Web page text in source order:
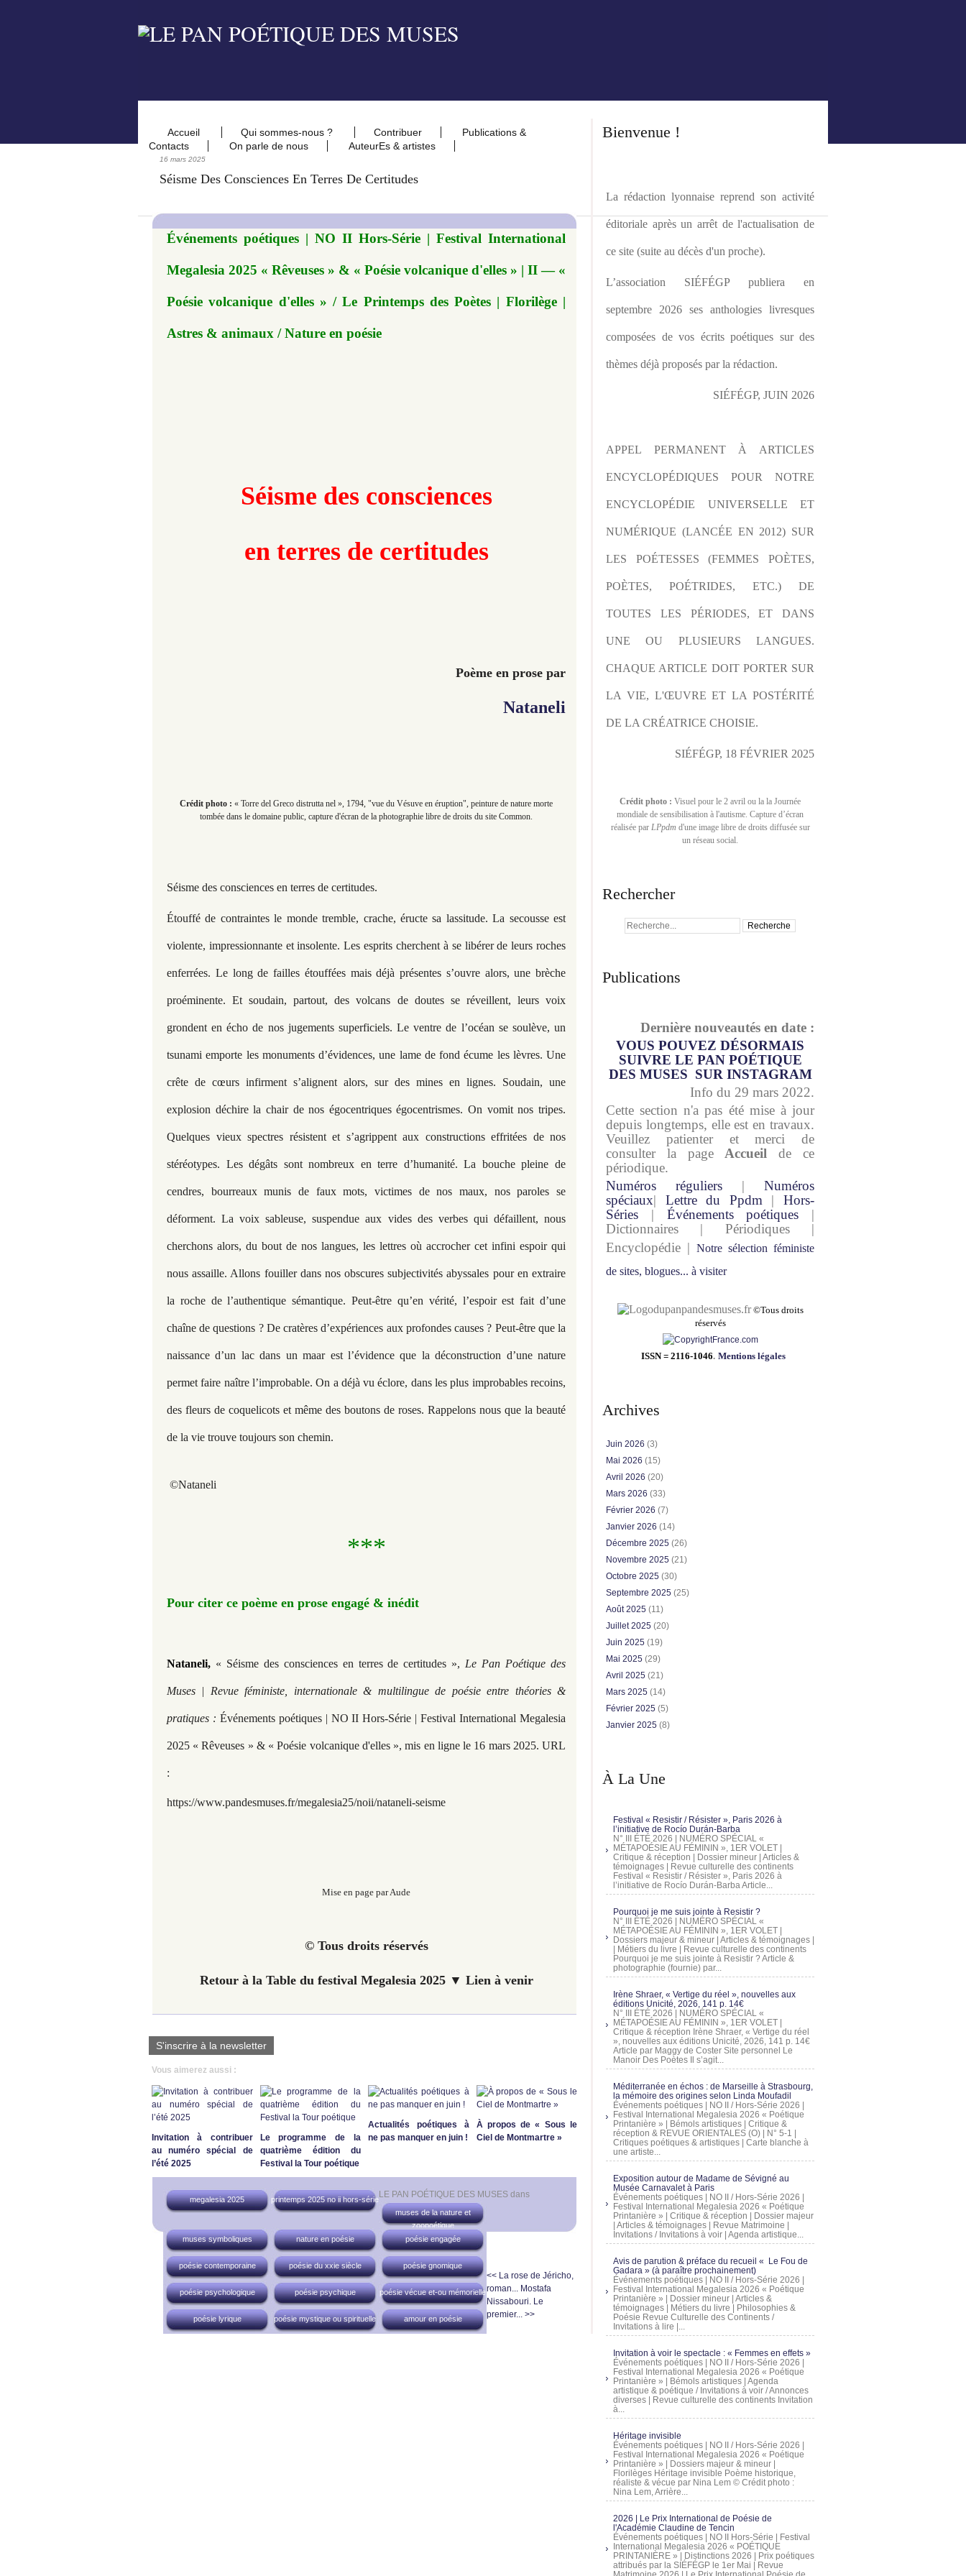
Accueil Qui sommes-nous ? Contribuer
Publications &
Contacts
On parle de nous AuteurEs & artistes
16 mars 2025
Séisme Des Consciences En Terres De Certitudes
Événements poétiques | NO II Hors-Série | Festival International
Megalesia 2025 « Rêveuses » & « Poésie volcanique d'elles » | II — «
Poésie volcanique d'elles » / Le Printemps des Poètes | Florilège |
Astres & animaux / Nature en poésie
Séisme des consciences
en terres de certitudes
Poème en prose par
Nataneli
Crédit photo : « Torre del Greco distrutta nel », 1794, "vue du Vésuve en éruption", peinture de nature morte
tombée dans le domaine public, capture d'écran de la photographie libre de droits du site Common.
Séisme des consciences en terres de certitudes.
Étouffé de contraintes le monde tremble, crache, éructe sa lassitude. La secousse est
violente, impressionnante et insolente. Les esprits cherchent à se libérer de leurs roches
enferrées. Le long de failles étouffées mais déjà présentes s’ouvre alors, une brèche
proéminente. Et soudain, partout, des volcans de doutes se réveillent, leurs voix
grondent en écho de nos jugements superficiels. Le ventre de l’océan se soulève, un
tsunami emporte les monuments d’évidences, une lame de fond écume les lèvres. Une
crête de cœurs infirment s’alignent alors, sur des mines en lignes. Soudain, une
explosion déchire la chair de nos égocentriques égocentrismes. On vomit nos tripes.
Quelques vieux spectres résistent et s’agrippent aux constructions effritées de nos
stéréotypes. Les dégâts sont nombreux en terre d’humanité. La bouche pleine de
cendres, bourreaux munis de faux mots, victimes de nos maux, nos paroles se
déforment. La voix sableuse, suspendue aux vides des verbes qui défaillent, nous
cherchons alors, du bout de nos langues, les lettres où accrocher cet infini espoir qui
nous assaille. Allons fouiller dans nos obscures subjectivités abyssales pour en extraire
la roche de l’authentique sémantique. Peut-être qu’en vérité, l’espoir est fait d’une
chaîne de questions ? De cratères d’expériences aux profondes causes ? Peut-être que la
naissance d’un lac dans un maar est l’évidence que la déconstruction d’une nature
permet faire naître l’improbable. On a déjà vu éclore, dans les plus improbables recoins,
des fleurs de coquelicots et même des boutons de roses. Rappelons nous que la beauté
de la vie trouve toujours son chemin.
©Nataneli
***
Pour citer ce poème en prose engagé & inédit
Nataneli, « Séisme des consciences en terres de certitudes », Le Pan Poétique des
Muses | Revue féministe, internationale & multilingue de poésie entre théories &
pratiques : Événements poétiques | NO II Hors-Série | Festival International Megalesia
2025 « Rêveuses » & « Poésie volcanique d'elles », mis en ligne le 16 mars 2025. URL
:
https://www.pandesmuses.fr/megalesia25/noii/nataneli-seisme
Mise en page par Aude
© Tous droits réservés
Retour à la Table du festival Megalesia 2025 ▼ Lien à venir
S'inscrire à la newsletter
Vous aimerez aussi :
Invitation à contribuer
au numéro spécial de
l’été 2025
Le programme de la
quatrième édition du
Festival la Tour poétique
Actualités poétiques à
ne pas manquer en juin !
À propos de « Sous le
Ciel de Montmartre »
LE PAN POÉTIQUE DES MUSES dans
megalesia 2025
printemps 2025 no ii hors-série
muses de la nature et
zoopoétique
muses symboliques
nature en poésie poésie engagée
poésie contemporaine poésie du xxie siècle poésie gnomique
poésie psychologique poésie psychique poésie vécue et-ou mémorielle
poésie lyrique poésie mystique ou spirituelle amour en poésie
<< La rose de Jéricho,
roman... Mostafa
Nissabouri. Le
premier... >>
Bienvenue !
La rédaction lyonnaise reprend son activité
éditoriale après un arrêt de l'actualisation de
ce site (suite au décès d'un proche).
L’association SIÉFÉGP publiera en
septembre 2026 ses anthologies livresques
composées de vos écrits poétiques sur des
thèmes déjà proposés par la rédaction.
SIÉFÉGP, JUIN 2026
APPEL PERMANENT À ARTICLES
ENCYCLOPÉDIQUES POUR NOTRE
ENCYCLOPÉDIE UNIVERSELLE ET
NUMÉRIQUE (LANCÉE EN 2012) SUR
LES POÉTESSES (FEMMES POÈTES,
POÈTES, POÉTRIDES, ETC.) DE
TOUTES LES PÉRIODES, ET DANS
UNE OU PLUSIEURS LANGUES.
CHAQUE ARTICLE DOIT PORTER SUR
LA VIE, L'ŒUVRE ET LA POSTÉRITÉ
DE LA CRÉATRICE CHOISIE.
SIÉFÉGP, 18 FÉVRIER 2025
Crédit photo : Visuel pour le 2 avril ou la la Journée
mondiale de sensibilisation à l'autisme. Capture d’écran
réalisée par LPpdm d'une image libre de droits diffusée sur
un réseau social.
Rechercher
Publications
Dernière nouveautés en date :
VOUS POUVEZ DÉSORMAIS
SUIVRE LE PAN POÉTIQUE
DES MUSES SUR INSTAGRAM
Info du 29 mars 2022.
Cette section n'a pas été mise à jour
depuis longtemps, elle est en travaux.
Veuillez patienter et merci de
consulter la page Accueil de ce
périodique.
Numéros réguliers | Numéros
spéciaux| Lettre du Ppdm |Hors-
Séries | Événements poétiques |
Dictionnaires | Périodiques |
Encyclopédie | Notre sélection féministe
de sites, blogues... à visiter
pandesmuses.fr ©Tous droits
réservés
ISSN = 2116-1046. Mentions légales
Archives
Juin 2026 (3)
Mai 2026 (15)
Avril 2026 (20)
Mars 2026 (33)
Février 2026 (7)
Janvier 2026 (14)
Décembre 2025 (26)
Novembre 2025 (21)
Octobre 2025 (30)
Septembre 2025 (25)
Août 2025 (11)
Juillet 2025 (20)
Juin 2025 (19)
Mai 2025 (29)
Avril 2025 (21)
Mars 2025 (14)
Février 2025 (5)
Janvier 2025 (8)
À La Une
Festival « Resistir / Résister », Paris 2026 à
l’initiative de Rocío Durán-Barba
N° III ÉTÉ 2026 | NUMÉRO SPÉCIAL «
MÉTAPOÉSIE AU FÉMININ », 1ER VOLET |
Critique & réception | Dossier mineur | Articles &
témoignages | Revue culturelle des continents
Festival « Resistir / Résister », Paris 2026 à
l’initiative de Rocío Durán-Barba Article...
Pourquoi je me suis jointe à Resistir ?
N° III ÉTÉ 2026 | NUMÉRO SPÉCIAL «
MÉTAPOÉSIE AU FÉMININ », 1ER VOLET |
Dossiers majeur & mineur | Articles & témoignages |
| Métiers du livre | Revue culturelle des continents
Pourquoi je me suis jointe à Resistir ? Article &
photographie (fournie) par...
Irène Shraer, « Vertige du réel », nouvelles aux
éditions Unicité, 2026, 141 p. 14€
N° III ÉTÉ 2026 | NUMÉRO SPÉCIAL «
MÉTAPOÉSIE AU FÉMININ », 1ER VOLET |
Critique & réception Irène Shraer, « Vertige du réel
», nouvelles aux éditions Unicité, 2026, 141 p. 14€
Article par Maggy de Coster Site personnel Le
Manoir Des Poètes Il s’agit...
Méditerranée en échos : de Marseille à Strasbourg,
la mémoire des origines selon Linda Moufadil
Événements poétiques | NO II / Hors-Série 2026 |
Festival International Megalesia 2026 « Poétique
Printanière » | Bémols artistiques | Critique &
réception & REVUE ORIENTALES (O) | N° 5-1 |
Critiques poétiques & artistiques | Carte blanche à
une artiste...
Exposition autour de Madame de Sévigné au
Musée Carnavalet à Paris
Événements poétiques | NO II / Hors-Série 2026 |
Festival International Megalesia 2026 « Poétique
Printanière » | Critique & réception | Dossier majeur
| Articles & témoignages | Revue Matrimoine |
Invitations / Invitations à voir | Agenda artistique...
Avis de parution & préface du recueil « Le Fou de
Gadara » (à paraître prochainement)
Événements poétiques | NO II / Hors-Série 2026 |
Festival International Megalesia 2026 « Poétique
Printanière » | Dossier mineur | Articles &
témoignages | Métiers du livre | Philosophies &
Poésie Revue Culturelle des Continents /
Invitations à lire |...
Invitation à voir le spectacle : « Femmes en effets »
Événements poétiques | NO II / Hors-Série 2026 |
Festival International Megalesia 2026 « Poétique
Printanière » | Bémols artistiques | Agenda
artistique & poétique / Invitations à voir / Annonces
diverses | Revue culturelle des continents Invitation
à...
Héritage invisible
Événements poétiques | NO II / Hors-Série 2026 |
Festival International Megalesia 2026 « Poétique
Printanière » | Dossiers majeur & mineur |
Florilèges Héritage invisible Poème historique,
réaliste & vécue par Nina Lem © Crédit photo :
Nina Lem, Arrière...
2026 | Le Prix International de Poésie de
l'Académie Claudine de Tencin
Événements poétiques | NO II Hors-Série | Festival
International Megalesia 2026 « POÉTIQUE
PRINTANIÈRE » | Distinctions 2026 | Prix poétiques
attribués par la SIÉFÉGP le 1er Mai | Revue